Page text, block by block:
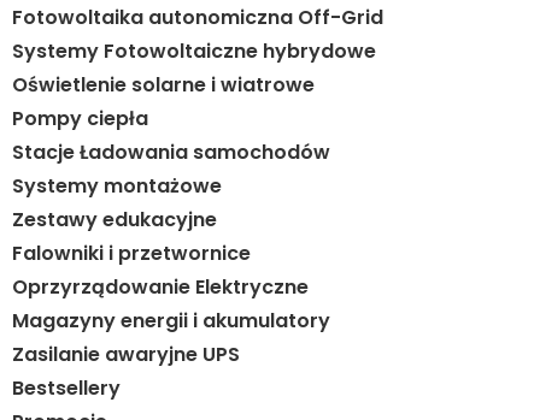
Fotowoltaika autonomiczna Off-Grid
Systemy Fotowoltaiczne hybrydowe
Oświetlenie solarne i wiatrowe
Pompy ciepła
Stacje Ładowania samochodów
Systemy montażowe
Zestawy edukacyjne
Falowniki i przetwornice
Oprzyrządowanie Elektryczne
Magazyny energii i akumulatory
Zasilanie awaryjne UPS
Bestsellery